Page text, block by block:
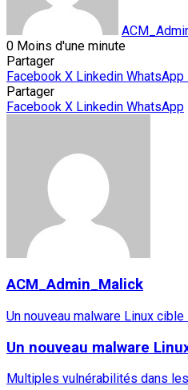
0 Moins d'une minute
Partager
Facebook X Linkedin WhatsApp
Partager
Facebook X Linkedin WhatsApp
ACM_Admin_Malick
Un nouveau malware Linux
Un nouveau malware
Multiples vulnérabilités dans